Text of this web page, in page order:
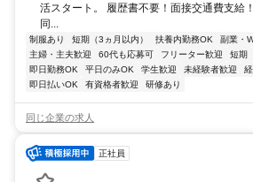
活スタート。 履歴書不要！面接交通費支給
同...
制服あり 短期（3ヵ月以内） 扶養内勤務OK 副業・
主婦・主夫歓迎
60代も応募可 フリーター歓迎 短期
即日勤務OK
平日のみOK 学生歓迎 未経験者歓迎
即日払いOK
有資格者歓迎 研修あり
同じ企業の求人
正社員